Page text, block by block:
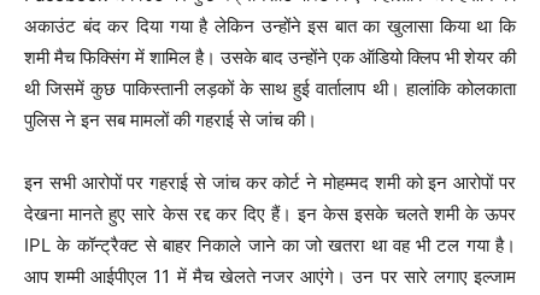
अकाउंट बंद कर दिया गया है लेकिन उन्होंने इस बात का खुलासा किया था कि
शमी मैच फिक्सिंग में शामिल है। उसके बाद उन्होंने एक ऑडियो क्लिप भी शेयर की
थी जिसमें कुछ पाकिस्तानी लड़कों के साथ हुई वार्तालाप थी। हालांकि कोलकाता
पुलिस ने इन सब मामलों की गहराई से जांच की।
इन सभी आरोपों पर गहराई से जांच कर कोर्ट ने मोहम्मद शमी को इन आरोपों पर
देखना मानते हुए सारे केस रद्द कर दिए हैं। इन केस इसके चलते शमी के ऊपर
IPL के कॉन्ट्रैक्ट से बाहर निकाले जाने का जो खतरा था वह भी टल गया है।
आप शम्मी आईपीएल 11 में मैच खेलते नजर आएंगे। उन पर सारे लगाए इल्जाम